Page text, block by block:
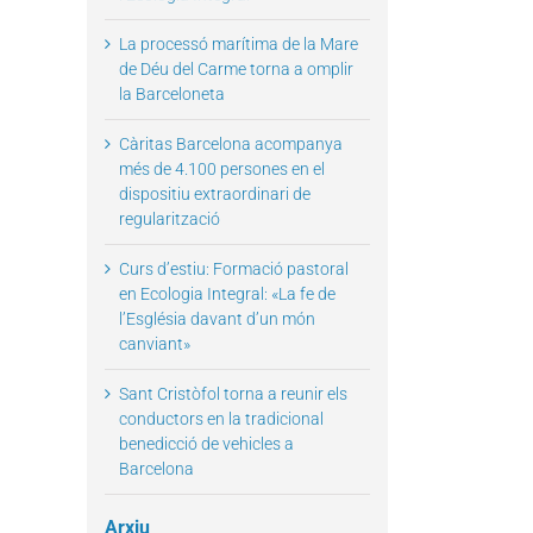
La processó marítima de la Mare
de Déu del Carme torna a omplir
la Barceloneta
Càritas Barcelona acompanya
més de 4.100 persones en el
dispositiu extraordinari de
regularització
Curs d’estiu: Formació pastoral
en Ecologia Integral: «La fe de
l’Església davant d’un món
canviant»
Sant Cristòfol torna a reunir els
conductors en la tradicional
benedicció de vehicles a
Barcelona
Arxiu